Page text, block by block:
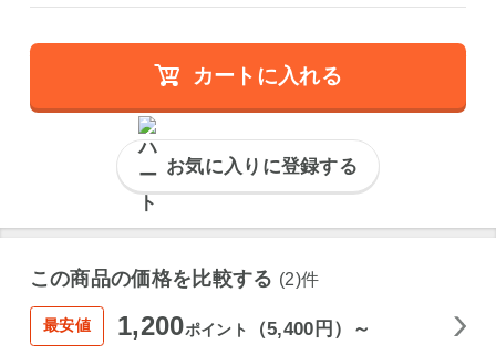
カートに入れる
お気に入りに登録する
この商品の価格を比較する (2)件
最安値 1,200ポイント （5,400円）～